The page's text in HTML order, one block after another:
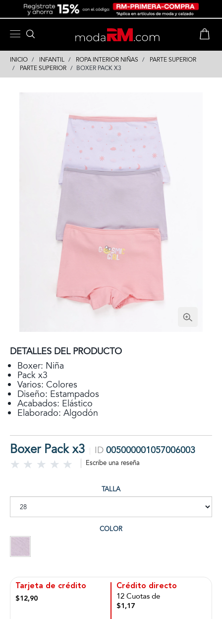
INICIO INFANTIL ROPA INTERIOR NIÑAS
PARTE SUPERIOR
PARTE SUPERIOR
BOXER PACK X3
DETALLES DEL PRODUCTO
Boxer: Niña
Pack x3
Varios: Colores
Diseño: Estampados
Acabados: Elástico
Elaborado: Algodón
Boxer Pack x3 ID 005000001057006003
Escribe una reseña
TALLA
COLOR
Tarjeta de crédito
$12,90
Crédito directo
12 Cuotas de
$1,17